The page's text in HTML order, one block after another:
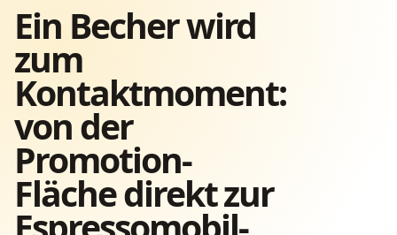
Ein Becher wird
zum
Kontaktmoment:
von der
Promotion-
Fläche direkt zur